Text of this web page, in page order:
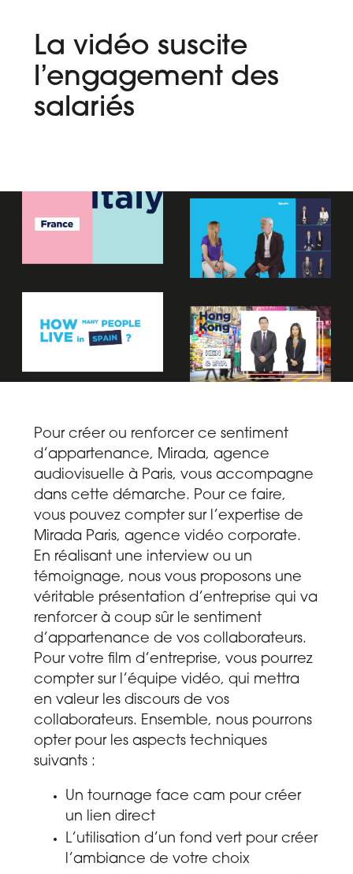
La vidéo suscite
l’engagement des
salariés
Pour créer ou renforcer ce sentiment
d’appartenance, Mirada, agence
audiovisuelle à Paris, vous accompagne
dans cette démarche. Pour ce faire,
vous pouvez compter sur l’expertise de
Mirada Paris, agence vidéo corporate.
En réalisant une interview ou un
témoignage, nous vous proposons une
véritable présentation d’entreprise qui va
renforcer à coup sûr le sentiment
d’appartenance de vos collaborateurs.
Pour votre film d’entreprise, vous pourrez
compter sur l’équipe vidéo, qui mettra
en valeur les discours de vos
collaborateurs. Ensemble, nous pourrons
opter pour les aspects techniques
suivants :
Un tournage face cam pour créer
un lien direct
L’utilisation d’un fond vert pour créer
l’ambiance de votre choix